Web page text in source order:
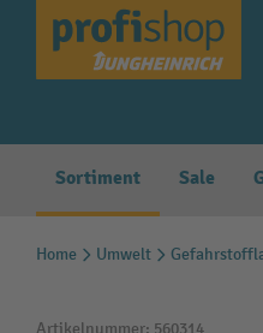
Zur Hauptnavigation
Sortiment Sale
Home Umwelt
Artikelnummer: 560314